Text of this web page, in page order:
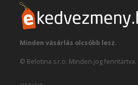
Minden vásárlás olcsóbb lesz.
© Belotina s.r.o. Minden jog fenntartva.